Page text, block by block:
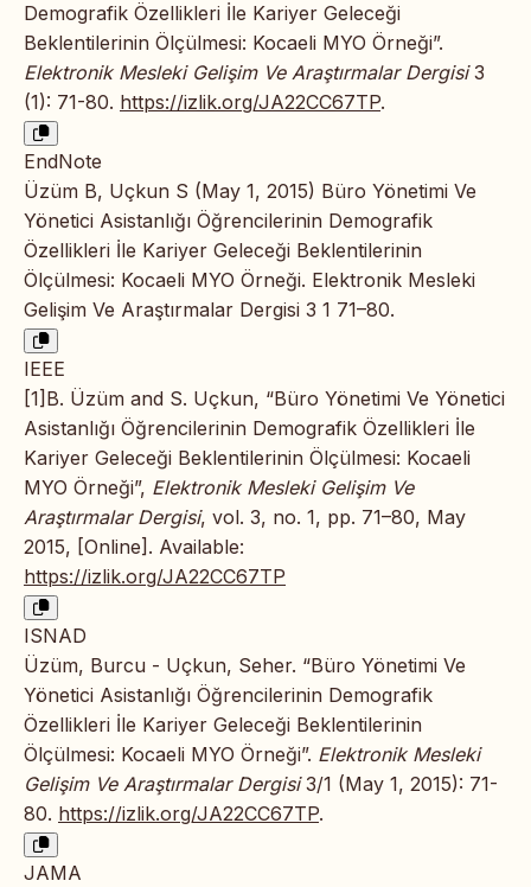
Demografik Özellikleri İle Kariyer Geleceği
Beklentilerinin Ölçülmesi: Kocaeli MYO Örneği”.
Elektronik Mesleki Gelişim Ve Araştırmalar Dergisi3
(1): 71-80. https://izlik.org/JA22CC67TP.
EndNote
Üzüm B, Uçkun S (May 1, 2015) Büro Yönetimi Ve
Yönetici Asistanlığı Öğrencilerinin Demografik
Özellikleri İle Kariyer Geleceği Beklentilerinin
Ölçülmesi: Kocaeli MYO Örneği. Elektronik Mesleki
Gelişim Ve Araştırmalar Dergisi 3 1 71–80.
IEEE
[1]B. Üzüm and S. Uçkun, “Büro Yönetimi Ve Yönetici
Asistanlığı Öğrencilerinin Demografik Özellikleri İle
Kariyer Geleceği Beklentilerinin Ölçülmesi: Kocaeli
MYO Örneği”, Elektronik Mesleki Gelişim Ve
Araştırmalar Dergisi, vol. 3, no. 1, pp. 71–80, May
2015, [Online]. Available:
https://izlik.org/JA22CC67TP
ISNAD
Üzüm, Burcu - Uçkun, Seher. “Büro Yönetimi Ve
Yönetici Asistanlığı Öğrencilerinin Demografik
Özellikleri İle Kariyer Geleceği Beklentilerinin
Ölçülmesi: Kocaeli MYO Örneği”. Elektronik Mesleki
Gelişim Ve Araştırmalar Dergisi3/1 (May 1, 2015): 71-
80. https://izlik.org/JA22CC67TP.
JAMA